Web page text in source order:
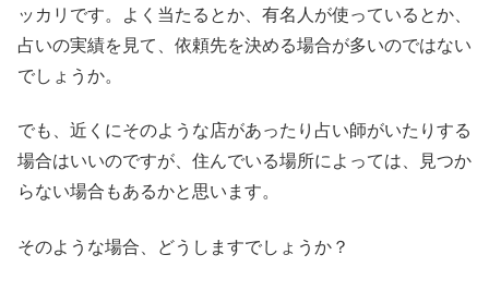
ッカリです。よく当たるとか、有名人が使っているとか、
占いの実績を見て、依頼先を決める場合が多いのではない
でしょうか。
でも、近くにそのような店があったり占い師がいたりする
場合はいいのですが、住んでいる場所によっては、見つか
らない場合もあるかと思います。
そのような場合、どうしますでしょうか？